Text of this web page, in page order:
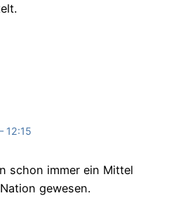
12:15
schon immer ein Mittel
gewesen.